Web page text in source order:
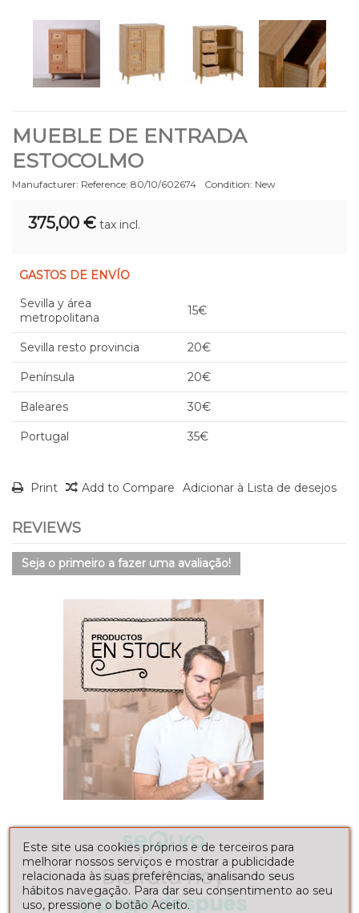
MUEBLE DE ENTRADA
ESTOCOLMO
Manufacturer: Reference: 80/10/602674 Condition: New
375,00 € tax incl.
GASTOS DE ENVÍO
Sevilla y área
metropolitana
15€
Sevilla resto provincia 20€
Península 20€
Baleares 30€
Portugal 35€
Print Add to Compare Adicionar à Lista de desejos
REVIEWS
Seja o primeiro a fazer uma avaliação!
Este site usa cookies próprios e de terceiros para
melhorar nossos serviços e mostrar a publicidade
relacionada às suas preferências, analisando seus
hábitos navegação. Para dar seu consentimento ao seu
uso, pressione o botão Aceito.